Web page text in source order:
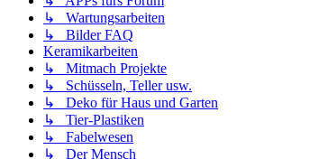
↳ Wartungsarbeiten
↳ Bilder FAQ
Keramikarbeiten
↳ Mitmach Projekte
↳ Schüsseln, Teller usw.
↳ Deko für Haus und Garten
↳ Tier-Plastiken
↳ Fabelwesen
↳ Der Mensch